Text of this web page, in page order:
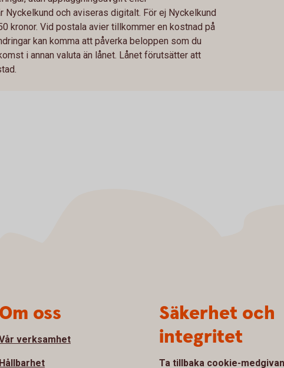
och aviseras digitalt. För ej Nyckelkund
kronor. Vid postala avier tillkommer en kostnad på
kan komma att påverka beloppen som du
i annan valuta än lånet. Lånet förutsätter att
Om oss
verksamhet
Hållbarhet
Säkerhet och
integritet
Ta tillbaka cookie-